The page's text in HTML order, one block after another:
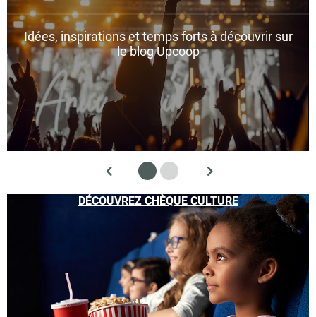
Idées, inspirations et temps forts à découvrir sur
le blog Upcoop
DÉCOUVREZ CHÈQUE CULTURE